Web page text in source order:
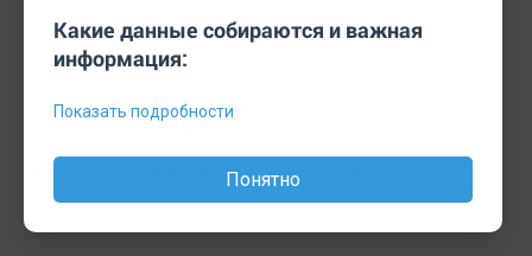
«Трактор» заключил пробное соглашение с нападающим
06.08.2026 08:29:18
Названа предварительная причина пожара на складе с
алкоголем в Челябинске.
06.08.2026 06:17:36
Какие данные собираются и важная
информация:
Показать подробности
Понятно